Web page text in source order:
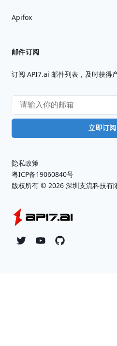
Apifox
邮件订阅
订阅 API7.ai 邮件列表，及时获得
立即订阅
TwitterYouTubeGithub
隐私政策
粤ICP备19060840号
版权所有 © 2026 深圳支流科技有